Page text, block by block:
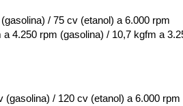
/ 75 cv (etanol) a 6.000 rpm
a 4.250 rpm (gasolina) / 10,7 kgfm a
(gasolina) / 120 cv (etanol) a 6.000 rpm